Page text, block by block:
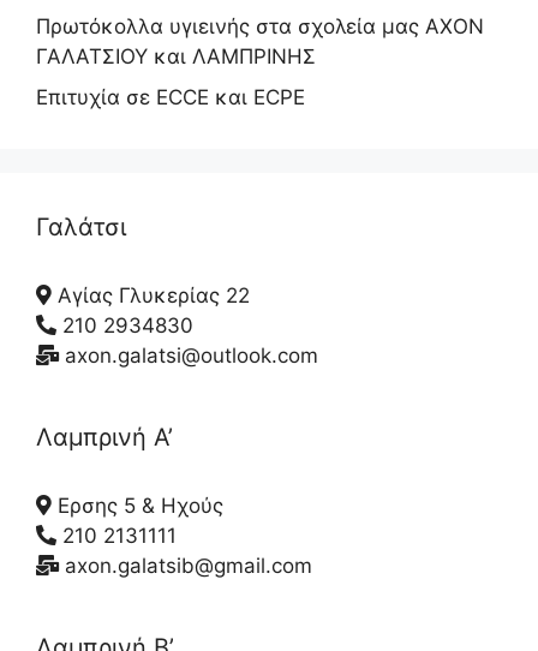
Πρωτόκολλα υγιεινής στα σχολεία μας ΑΧΟΝ
ΓΑΛΑΤΣΙΟΥ και ΛΑΜΠΡΙΝΗΣ
Επιτυχία σε ECCE και ECPE
Γαλάτσι
Αγίας Γλυκερίας 22
210 2934830
axon.galatsi@outlook.com
Λαμπρινή Α’
Ερσης 5 & Ηχούς
210 2131111
axon.galatsib@gmail.com